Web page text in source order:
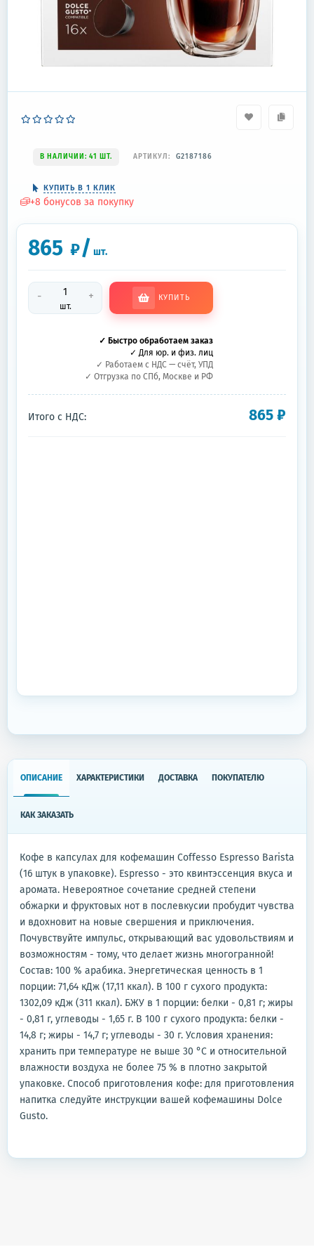
В НАЛИЧИИ: 41 ШТ. АРТИКУЛ: G2187186
КУПИТЬ В 1 КЛИК
+8 бонусов за покупку
865 ₽/ шт.
-
шт.
+ КУПИТЬ
✓ Быстро обработаем заказ
✓ Для юр. и физ. лиц
✓ Работаем с НДС — счёт, УПД
✓ Отгрузка по СПб, Москве и РФ
Итого с НДС: 865₽
ОПИСАНИЕ ХАРАКТЕРИСТИКИ ДОСТАВКА ПОКУПАТЕЛЮ
КАК ЗАКАЗАТЬ
Кофе в капсулах для кофемашин Coffesso Espresso Barista
(16 штук в упаковке). Espresso - это квинтэссенция вкуса и
аромата. Невероятное сочетание средней степени
обжарки и фруктовых нот в послевкусии пробудит чувства
и вдохновит на новые свершения и приключения.
Почувствуйте импульс, открывающий вас удовольствиям и
возможностям - тому, что делает жизнь многогранной!
Состав: 100 % арабика. Энергетическая ценность в 1
порции: 71,64 кДж (17,11 ккал). В 100 г сухого продукта:
1302,09 кДж (311 ккал). БЖУ в 1 порции: белки - 0,81 г; жиры
- 0,81 г, углеводы - 1,65 г. В 100 г сухого продукта: белки -
14,8 г; жиры - 14,7 г; углеводы - 30 г. Условия хранения:
хранить при температуре не выше 30 °C и относительной
влажности воздуха не более 75 % в плотно закрытой
упаковке. Способ приготовления кофе: для приготовления
напитка следуйте инструкции вашей кофемашины Dolce
Gusto.